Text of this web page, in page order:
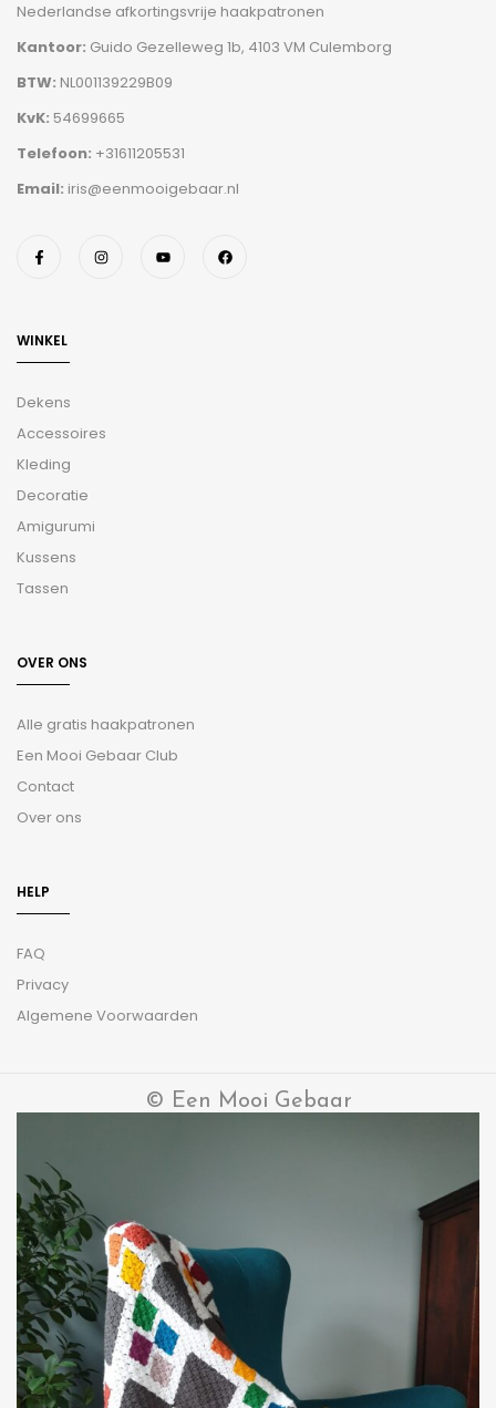
Nederlandse afkortingsvrije haakpatronen
Kantoor: Guido Gezelleweg 1b, 4103 VM Culemborg
BTW: NL001139229B09
KvK: 54699665
Telefoon: +31611205531
Email: iris@eenmooigebaar.nl
WINKEL
Dekens
Accessoires
Kleding
Decoratie
Amigurumi
Kussens
Tassen
OVER ONS
Alle gratis haakpatronen
Een Mooi Gebaar Club
Contact
Over ons
HELP
FAQ
Privacy
Algemene Voorwaarden
© Een Mooi Gebaar